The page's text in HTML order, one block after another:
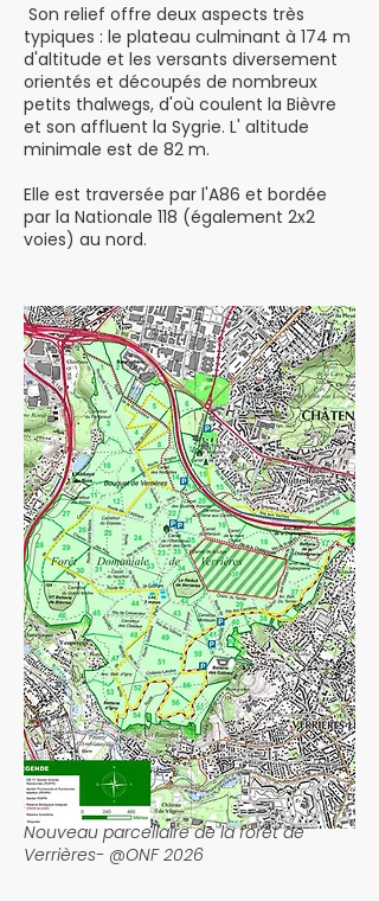
Son relief offre deux aspects très
typiques : le plateau culminant à 174 m
d'altitude et les versants diversement
orientés et découpés de nombreux
petits thalwegs, d'où coulent la Bièvre
et son affluent la Sygrie. L' altitude
minimale est de 82 m.
Elle est traversée par l'A86 et bordée
par la Nationale 118 (également 2x2
voies) au nord.
Nouveau parcellaire de la forêt de
Verrières- @ONF 2026